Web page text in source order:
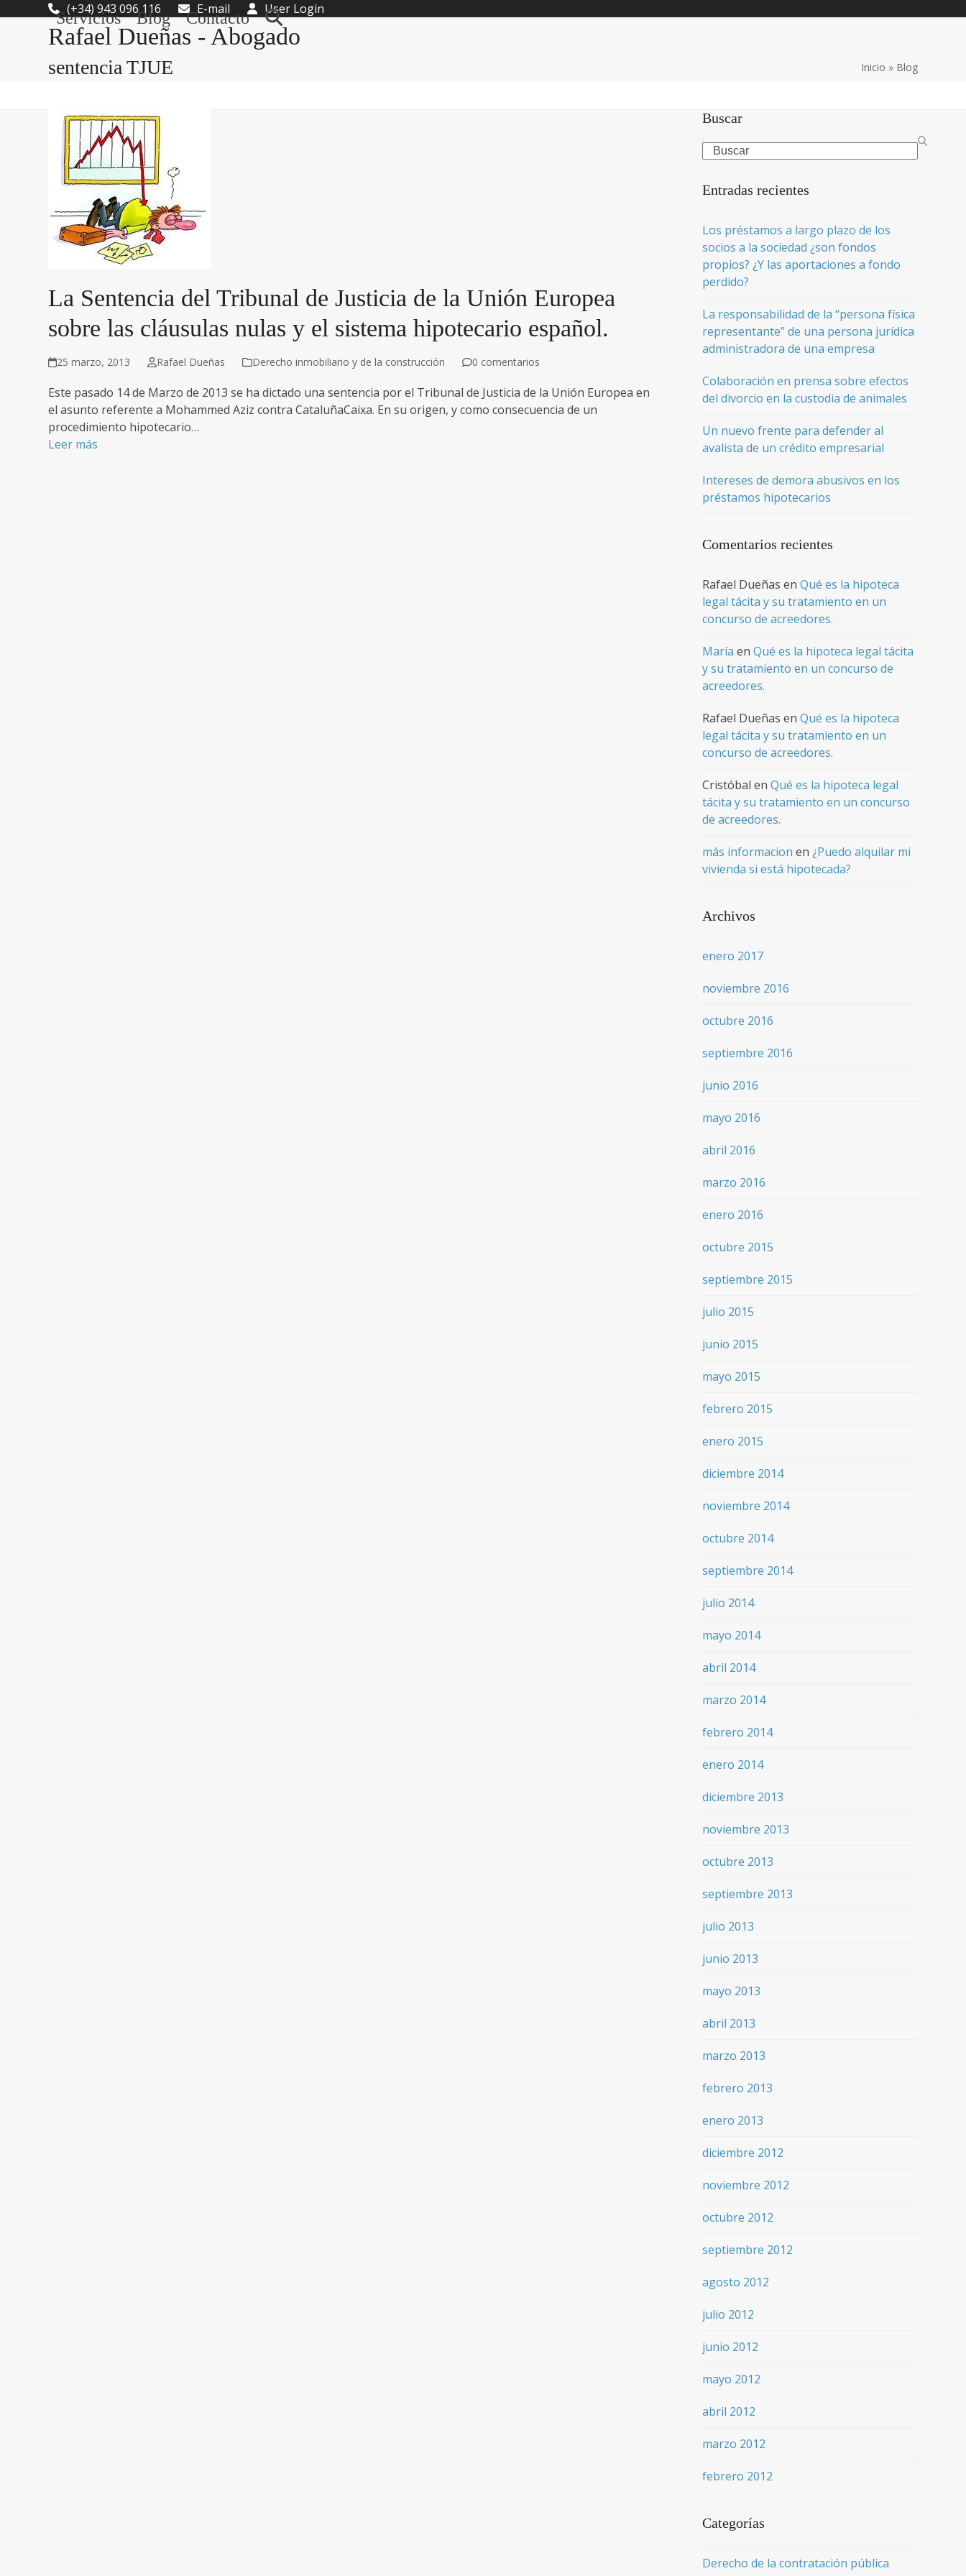
(+34) 943 096 116 E-mail User Login
Rafael Dueñas - Abogado
Servicios Blog Contacto
sentencia TJUE Inicio » Blog
La Sentencia del Tribunal de Justicia de la Unión Europea
sobre las cláusulas nulas y el sistema hipotecario español.
25 marzo, 2013 Rafael Dueñas Derecho inmobiliario y de la construcción 0 comentarios
Este pasado 14 de Marzo de 2013 se ha dictado una sentencia por el Tribunal de Justicia de la Unión Europea en
el asunto referente a Mohammed Aziz contra CataluñaCaixa. En su origen, y como consecuencia de un
procedimiento hipotecario…
Leer más
Buscar
Search
Entradas recientes
Los préstamos a largo plazo de los
socios a la sociedad ¿son fondos
propios? ¿Y las aportaciones a fondo
perdido?
La responsabilidad de la “persona física
representante” de una persona jurídica
administradora de una empresa
Colaboración en prensa sobre efectos
del divorcio en la custodia de animales
Un nuevo frente para defender al
avalista de un crédito empresarial
Intereses de demora abusivos en los
préstamos hipotecarios
Comentarios recientes
Rafael Dueñas en Qué es la hipoteca
legal tácita y su tratamiento en un
concurso de acreedores.
María en Qué es la hipoteca legal tácita
y su tratamiento en un concurso de
acreedores.
Rafael Dueñas en Qué es la hipoteca
legal tácita y su tratamiento en un
concurso de acreedores.
Cristóbal en Qué es la hipoteca legal
tácita y su tratamiento en un concurso
de acreedores.
más informacion en ¿Puedo alquilar mi
vivienda si está hipotecada?
Archivos
enero 2017
noviembre 2016
octubre 2016
septiembre 2016
junio 2016
mayo 2016
abril 2016
marzo 2016
enero 2016
octubre 2015
septiembre 2015
julio 2015
junio 2015
mayo 2015
febrero 2015
enero 2015
diciembre 2014
noviembre 2014
octubre 2014
septiembre 2014
julio 2014
mayo 2014
abril 2014
marzo 2014
febrero 2014
enero 2014
diciembre 2013
noviembre 2013
octubre 2013
septiembre 2013
julio 2013
junio 2013
mayo 2013
abril 2013
marzo 2013
febrero 2013
enero 2013
diciembre 2012
noviembre 2012
octubre 2012
septiembre 2012
agosto 2012
julio 2012
junio 2012
mayo 2012
abril 2012
marzo 2012
febrero 2012
Categorías
Derecho de la contratación pública